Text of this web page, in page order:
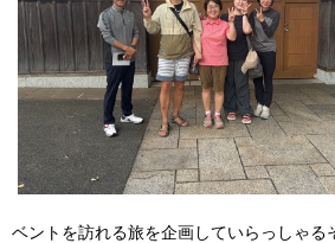
ベントを訪れる旅を企画していらっしゃる